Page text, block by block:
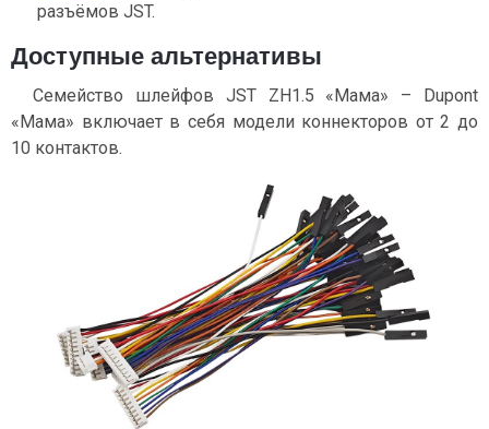
разъёмов JST.
Доступные альтернативы
Семейство шлейфов JST ZH1.5 «Мама» – Dupont
«Мама» включает в себя модели коннекторов от 2 до
10 контактов.